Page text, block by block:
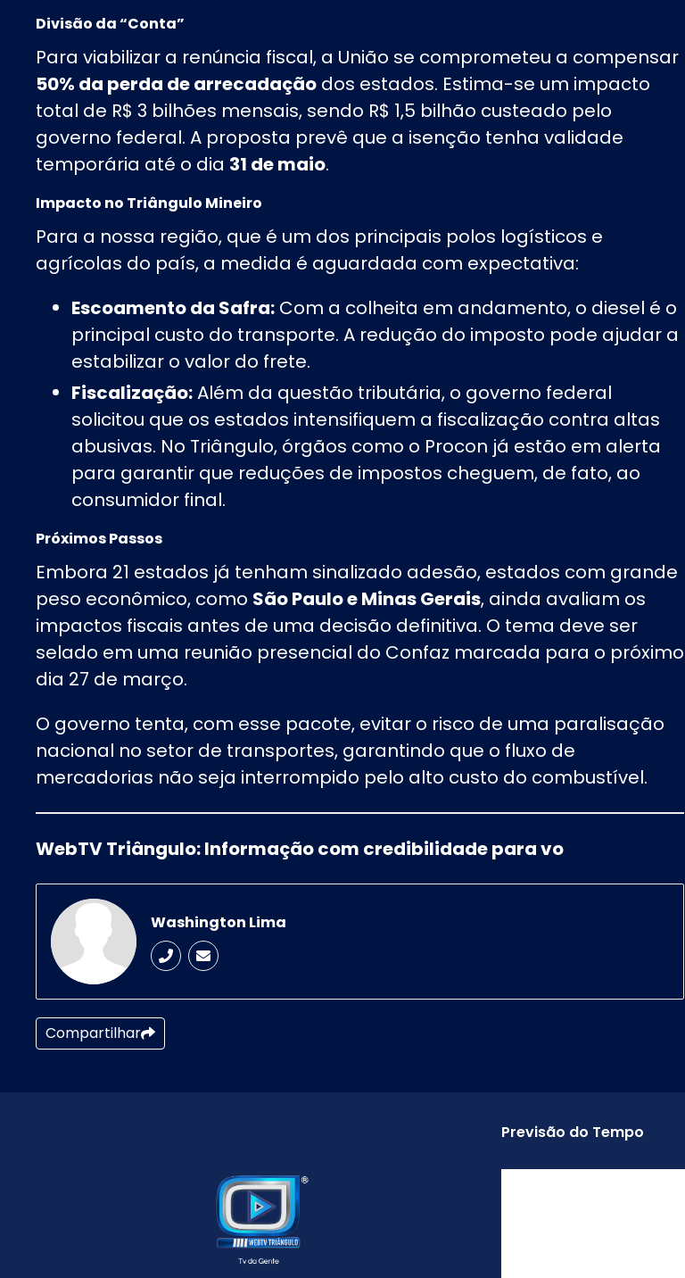
Divisão da “Conta”
Para viabilizar a renúncia fiscal, a União se comprometeu a compensar
50% da perda de arrecadação dos estados. Estima-se um impacto
total de R$ 3 bilhões mensais, sendo R$ 1,5 bilhão custeado pelo
governo federal. A proposta prevê que a isenção tenha validade
temporária até o dia 31 de maio.
Impacto no Triângulo Mineiro
Para a nossa região, que é um dos principais polos logísticos e
agrícolas do país, a medida é aguardada com expectativa:
Escoamento da Safra: Com a colheita em andamento, o diesel é o
principal custo do transporte. A redução do imposto pode ajudar a
estabilizar o valor do frete.
Fiscalização:Além da questão tributária, o governo federal
solicitou que os estados intensifiquem a fiscalização contra altas
abusivas. No Triângulo, órgãos como o Procon já estão em alerta
para garantir que reduções de impostos cheguem, de fato, ao
consumidor final.
Próximos Passos
Embora 21 estados já tenham sinalizado adesão, estados com grande
peso econômico, como São Paulo e Minas Gerais, ainda avaliam os
impactos fiscais antes de uma decisão definitiva. O tema deve ser
selado em uma reunião presencial do Confaz marcada para o próximo
dia 27 de março.
O governo tenta, com esse pacote, evitar o risco de uma paralisação
nacional no setor de transportes, garantindo que o fluxo de
mercadorias não seja interrompido pelo alto custo do combustível.
WebTV Triângulo: Informação com credibilidade para vo
Washington Lima
Compartilhar
Previsão do Tempo